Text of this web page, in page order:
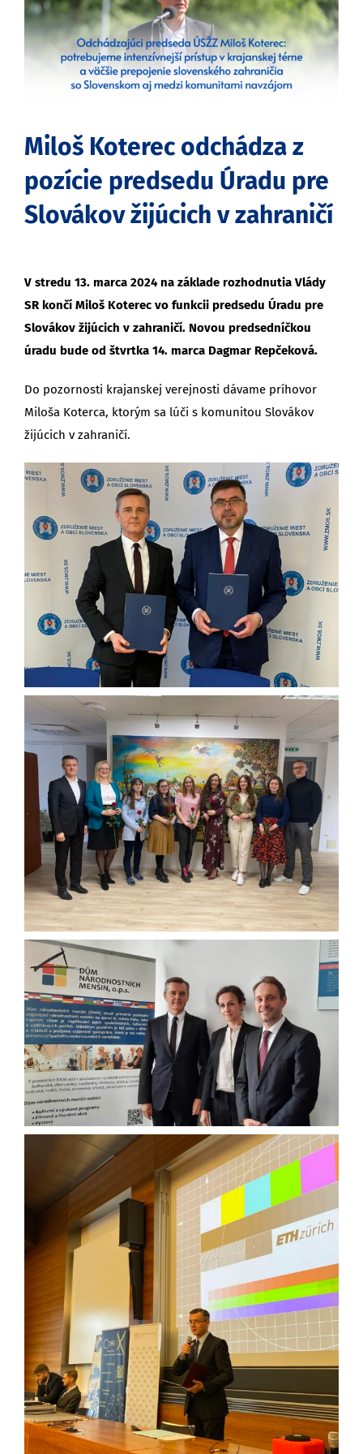
obrázok
Miloš Koterec odchádza z
pozície predsedu Úradu pre
Slovákov žijúcich v zahraničí
V stredu 13. marca 2024 na základe rozhodnutia Vlády
SR končí Miloš Koterec vo funkcii predsedu Úradu pre
Slovákov žijúcich v zahraničí. Novou predsedníčkou
úradu bude od štvrtka 14. marca Dagmar Repčeková.
Do pozornosti krajanskej verejnosti dávame príhovor
Miloša Koterca, ktorým sa lúči s komunitou Slovákov
žijúcich v zahraničí.